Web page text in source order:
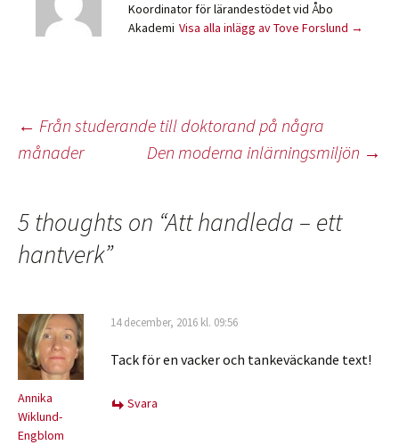
Koordinator för lärandestödet vid Åbo
Akademi Visa alla inlägg av Tove Forslund →
Inläggsnavigering
← Från studerande till doktorand på några
månader
Den moderna inlärningsmiljön →
5 thoughts on “Att handleda – ett
hantverk”
Annika
Wiklund-
Engblom
14 december, 2016 kl. 09:56
Tack för en vacker och tankeväckande text!
Svara